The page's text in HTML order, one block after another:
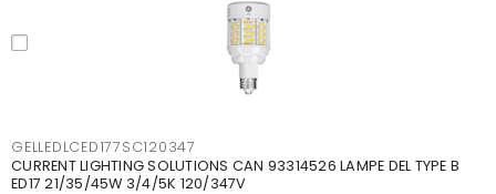
GELLEDLCED177SC120347
CURRENT LIGHTING SOLUTIONS CAN 93314526 LAMPE DEL TYPE B
ED17 21/35/45W 3/4/5K 120/347V